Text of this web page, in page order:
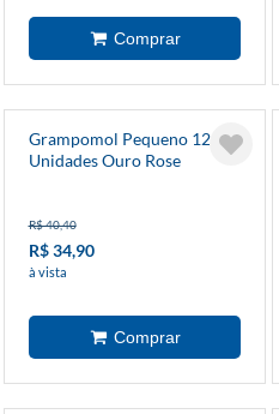
Grampomol Pequeno 12
Unidades Ouro Rose
R$ 40,40
R$ 34,90
à vista